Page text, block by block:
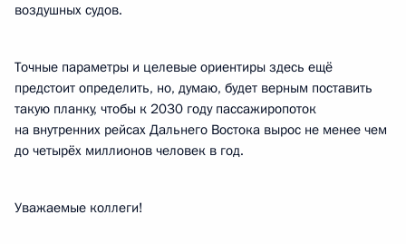
воздушных судов.
Точные параметры и целевые ориентиры здесь ещё
предстоит определить, но, думаю, будет верным поставить
такую планку, чтобы к 2030 году пассажиропоток
на внутренних рейсах Дальнего Востока вырос не менее чем
до четырёх миллионов человек в год.
Уважаемые коллеги!